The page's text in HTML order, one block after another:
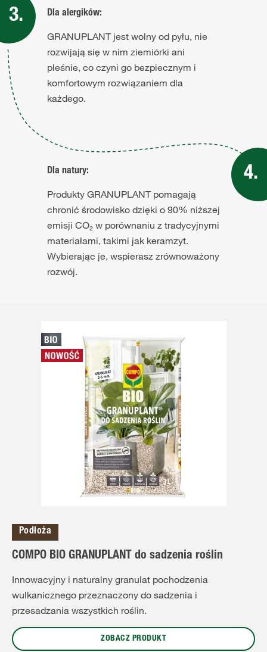
Dla alergików:
GRANUPLANT jest wolny od pyłu, nie
rozwijają się w nim ziemiórki ani
pleśnie, co czyni go bezpiecznym i
komfortowym rozwiązaniem dla
każdego.
Dla natury:
Produkty GRANUPLANT pomagają
chronić środowisko dzięki o 90% niższej
emisji CO₂ w porównaniu z tradycyjnymi
materiałami, takimi jak keramzyt.
Wybierając je, wspierasz zrównoważony
rozwój.
Podłoża
COMPO BIO GRANUPLANT do sadzenia roślin
Innowacyjny i naturalny granulat pochodzenia
wulkanicznego przeznaczony do sadzenia i
przesadzania wszystkich roślin.
ZOBACZ PRODUKT